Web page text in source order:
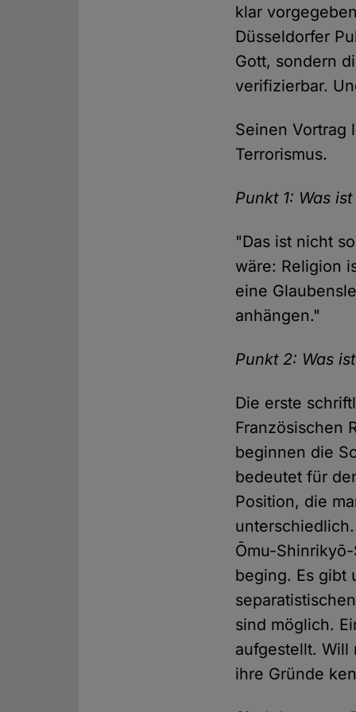
klar
Düsseldorfer
Gott, sondern
verifizierbar.
Seinen Vortrag
Terrorismus.
Punkt 1: Was
"Das ist nicht
wäre: Religion
eine
anhängen."
Punkt 2: Was
Die erste
Französischen
beginnen die
bedeutet für
Position, die
Ōmu-
beging. Es gibt
sind möglich.
aufgestellt. Will
ihre Gründe